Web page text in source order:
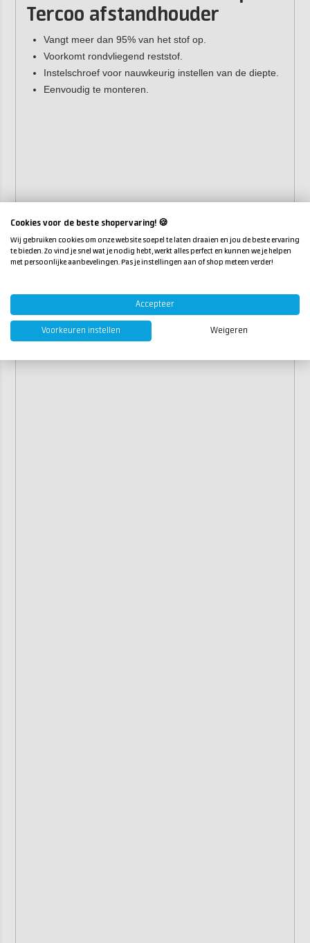
Tercoo afstandhouder
Vangt meer dan 95% van het stof op.
Voorkomt rondvliegend reststof.
Instelschroef voor nauwkeurig instellen van de diepte.
Eenvoudig te monteren.
Cookies voor de beste shopervaring! 🍪
Wij gebruiken cookies om onze website soepel te laten draaien en jou de beste ervaring
te bieden. Zo vind je snel wat je nodig hebt, werkt alles perfect en kunnen we je helpen
met persoonlijke aanbevelingen. Pas je instellingen aan of shop meteen verder!
Accepteer
Voorkeuren instellen Weigeren